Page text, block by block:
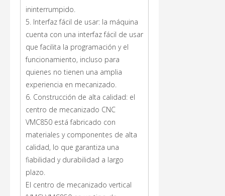
ininterrumpido.
5. Interfaz fácil de usar: la máquina
cuenta con una interfaz fácil de usar
que facilita la programación y el
funcionamiento, incluso para
quienes no tienen una amplia
experiencia en mecanizado.
6. Construcción de alta calidad: el
centro de mecanizado CNC
VMC850 está fabricado con
materiales y componentes de alta
calidad, lo que garantiza una
fiabilidad y durabilidad a largo
plazo.
El centro de mecanizado vertical